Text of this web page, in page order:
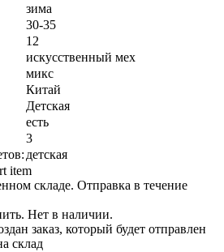
зима
30-35
12
искусственный мех
микс
Китай
Детская
есть
3
детская
складе. Отправка в течение
Нет в наличии.
заказ, который будет отправлен
склад